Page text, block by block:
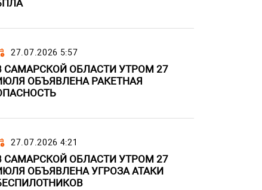
27.07.2026 5:57
САМАРСКОЙ ОБЛАСТИ УТРОМ 27
ОБЪЯВЛЕНА РАКЕТНАЯ
27.07.2026 4:21
САМАРСКОЙ ОБЛАСТИ УТРОМ 27
ОБЪЯВЛЕНА УГРОЗА АТАКИ